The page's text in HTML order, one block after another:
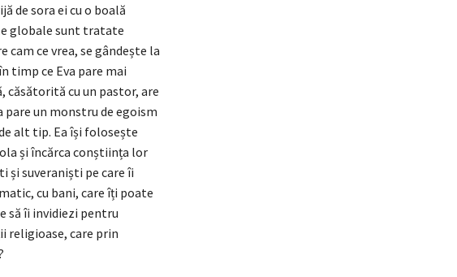
de sora ei cu o boală
globale sunt tratate
ce vrea, se gândește la
timp ce Eva pare mai
căsătorită cu un pastor, are
pare un monstru de egoism
alt tip. Ea își folosește
și încărca conștiința lor
și suveraniști pe care îi
cu bani, care îți poate
să îi invidiezi pentru
religioase, care prin